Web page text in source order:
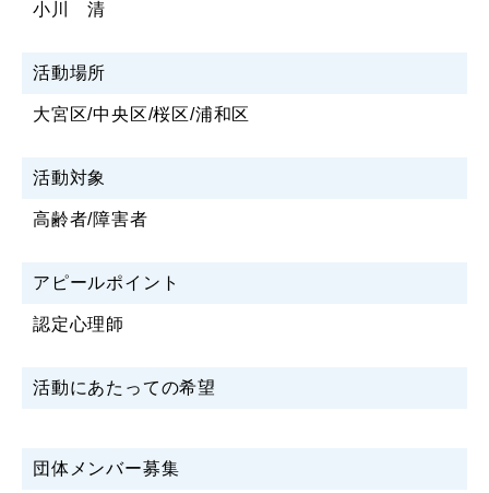
小川 清
活動場所
大宮区/中央区/桜区/浦和区
活動対象
高齢者/障害者
アピールポイント
認定心理師
活動にあたっての希望
団体メンバー募集